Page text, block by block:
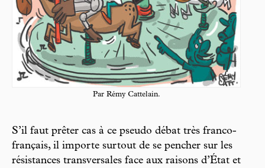
Par Rémy Cattelain.
S’il faut prêter cas à ce pseudo débat très franco-
français, il importe surtout de se pencher sur les
résistances transversales face aux raisons d’État et